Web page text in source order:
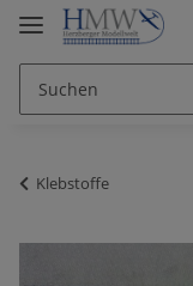
Klebstoffe